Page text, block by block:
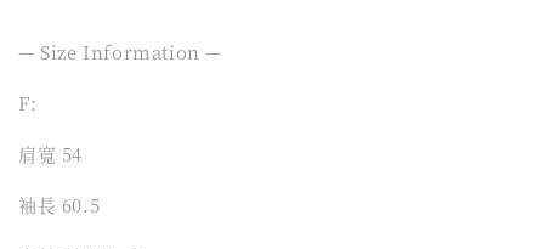
— Size Information —
F:
肩寬 54
袖長 60.5